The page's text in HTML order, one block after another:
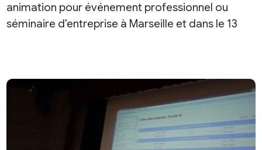
animation pour événement professionnel ou
séminaire d'entreprise à Marseille et dans le 13